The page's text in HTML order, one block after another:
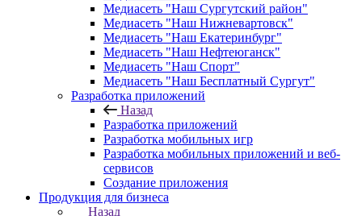
Медиасеть "Наш Сургутский район"
Медиасеть "Наш Нижневартовск"
Медиасеть "Наш Екатеринбург"
Медиасеть "Наш Нефтеюганск"
Медиасеть "Наш Спорт"
Медиасеть "Наш Бесплатный Сургут"
Разработка приложений
Назад
Разработка приложений
Разработка мобильных игр
Разработка мобильных приложений и веб-
сервисов
Создание приложения
Продукция для бизнеса
Назад